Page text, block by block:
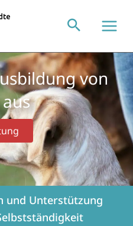
von
und Unterstützung